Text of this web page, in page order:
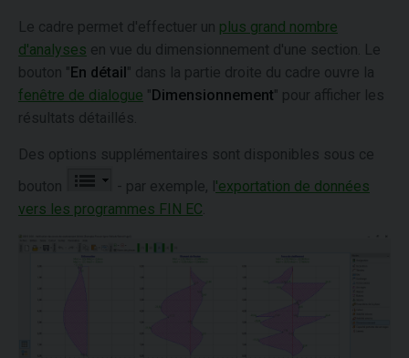
Le cadre permet d'effectuer un plus grand nombre
d'analyses en vue du dimensionnement d'une section. Le
bouton "En détail" dans la partie droite du cadre ouvre la
fenêtre de dialogue "Dimensionnement" pour afficher les
résultats détaillés.
Des options supplémentaires sont disponibles sous ce
bouton
- par exemple, l'exportation de données
vers les programmes FIN EC